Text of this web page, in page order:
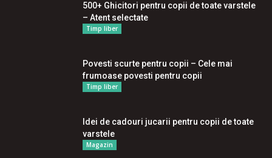
500+ Ghicitori pentru copii de toate varstele
– Atent selectate
Timp liber
Povesti scurte pentru copii – Cele mai
frumoase povesti pentru copii
Timp liber
Idei de cadouri jucarii pentru copii de toate
varstele
Magazin